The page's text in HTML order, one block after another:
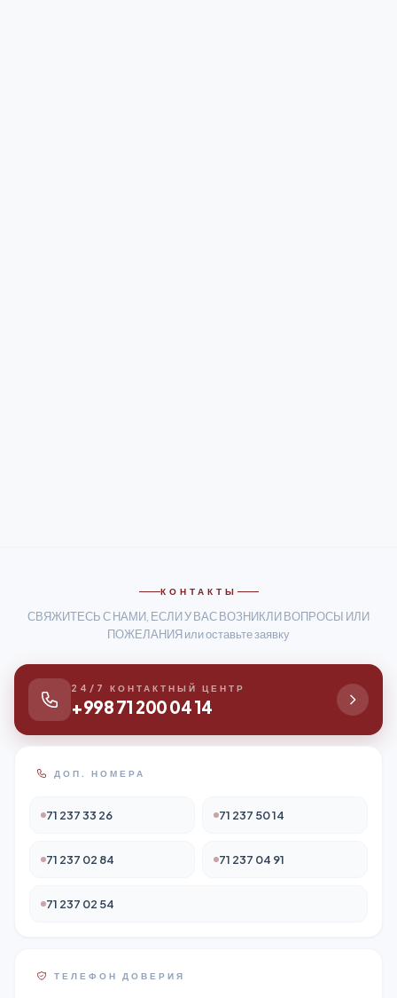
КОНТАКТЫ
СВЯЖИТЕСЬ С НАМИ, ЕСЛИ У ВАС ВОЗНИКЛИ ВОПРОСЫ ИЛИ
ПОЖЕЛАНИЯ или оставьте заявку
24/7 КОНТАКТНЫЙ ЦЕНТР
+998 71 200 04 14
ДОП. НОМЕРА
71 237 33 26 71 237 50 14
71 237 02 84 71 237 04 91
71 237 02 54
ТЕЛЕФОН ДОВЕРИЯ